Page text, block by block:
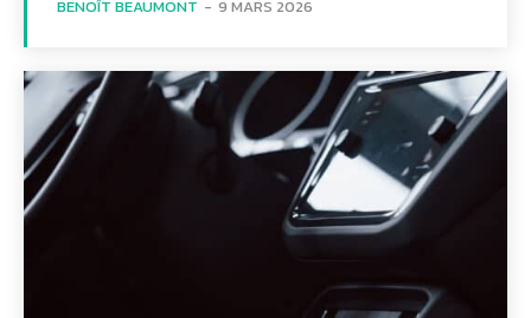
BENOÎT BEAUMONT - 9 MARS 2026